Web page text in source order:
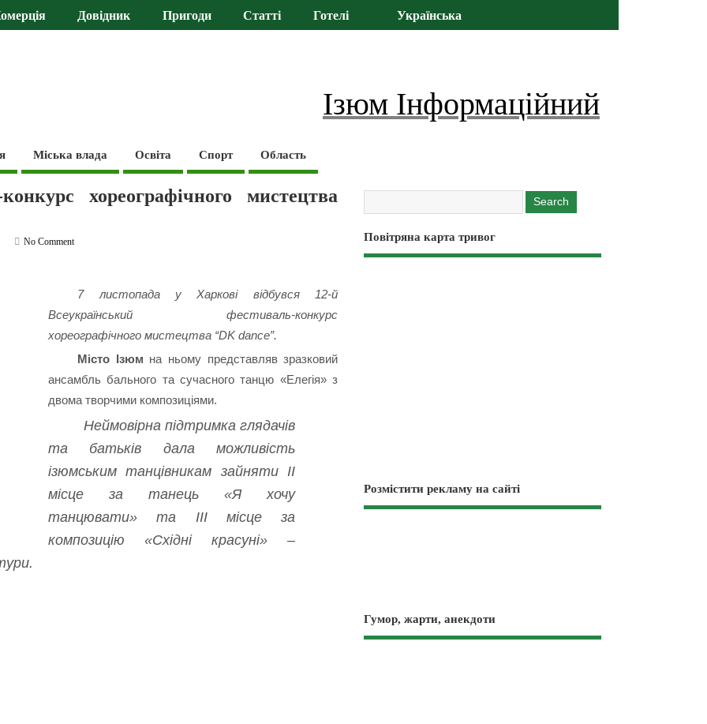
Довідник Пригоди Статті Готелі Українська
Ізюм Інформаційний
Міська влада Освіта Спорт Область
хореографічного мистецтва
No Comment
7 листопада у Харкові відбувся 12-й
Всеукраїнський фестиваль-конкурс
хореографічного мистецтва “DK dance”.
Місто Ізюм на ньому представляв зразковий
ансамбль бального та сучасного танцю «Елегія» з
двома творчими композиціями.
Неймовірна підтримка глядачів
та батьків дала можливість
ізюмським танцівникам зайняти ІІ
місце за танець «Я хочу
танцювати» та ІІІ місце за
композицію «Східні красуні» –
Повітряна карта тривог
Розмістити рекламу на сайті
Гумор, жарти, анекдоти